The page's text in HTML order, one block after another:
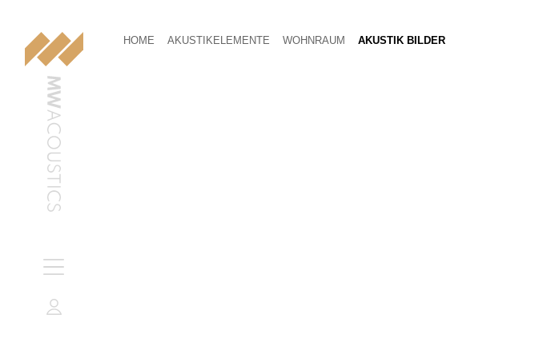
HOME AKUSTIKELEMENTE WOHNRAUM AKUSTIK BILDER